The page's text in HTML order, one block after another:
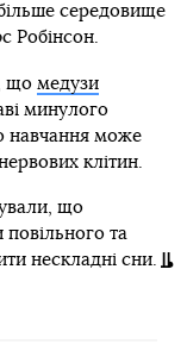
середовище
Робінсон.
що медузи
минулого
навчання може
клітин.
що
та
нескладні сни.